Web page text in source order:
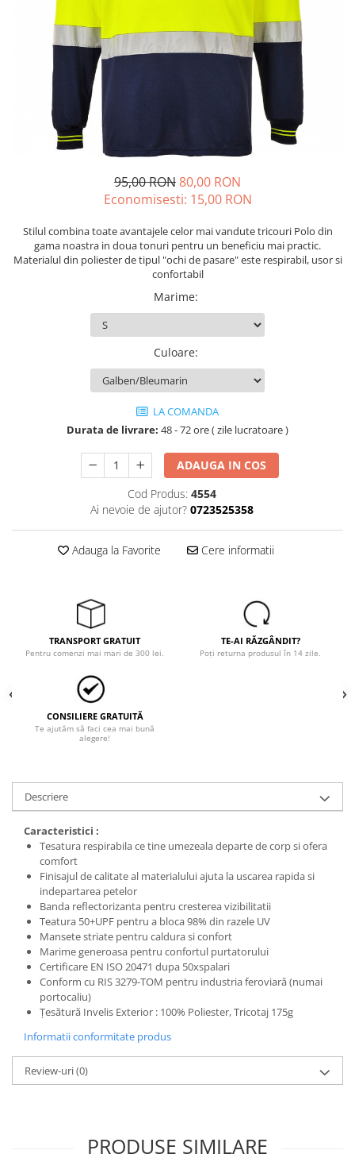
Echere si compasuri
Nivele laser
Rulete si metre
Termometre
Masini de gaurit si insurubat
Masini de slefuit si rindeluit
Masini multifunctionale
Polizoare unghiulare
Scule electrice de banc
Suflante aer cald si aspiratoare
Salopetă cu pieptar
îmbrăcăminte unică folosinţă
Industria Alimentară
Accesorii industria alimentară
Combinezon
Protecţie ignifugă
Accesorii rezistente la flacără
Combinezoane
Salopete cu pieptar
Rezistent la flacăra
îmbrăcăminte asistente/doctori
îmbrăcăminte de lucru
înaltă vizibilitate hi-vis
Combinezoane
Pantaloni scurti
Salopetă cu pieptar
95,00 RON80,00 RON
Economisesti: 15,00 RON
Stilul combina toate avantajele celor mai vandute tricouri Polo din
gama noastra in doua tonuri pentru un beneficiu mai practic.
Materialul din poliester de tipul "ochi de pasare" este respirabil, usor si
confortabil
Marime:
Culoare:
LA COMANDA
Durata de livrare: 48 - 72 ore ( zile lucratoare )
ADAUGA IN COS
Cod Produs: 4554
Ai nevoie de ajutor? 0723525358
Adauga la Favorite Cere informatii
TRANSPORT GRATUIT
Pentru comenzi mai mari de 300 lei.
TE-AI RĂZGÂNDIT?
Poți returna produsul în 14 zile.
CONSILIERE GRATUITĂ
Te ajutăm să faci cea mai bună
alegere!
Descriere
Caracteristici :
Tesatura respirabila ce tine umezeala departe de corp si ofera
comfort
Finisajul de calitate al materialului ajuta la uscarea rapida si
indepartarea petelor
Banda reflectorizanta pentru cresterea vizibilitatii
Teatura 50+UPF pentru a bloca 98% din razele UV
Mansete striate pentru caldura si confort
Marime generoasa pentru confortul purtatorului
Certificare EN ISO 20471 dupa 50xspalari
Conform cu RIS 3279-TOM pentru industria feroviară (numai
portocaliu)
Țesătură Invelis Exterior : 100% Poliester, Tricotaj 175g
Informatii conformitate produs
Review-uri(0)
PRODUSE SIMILARE